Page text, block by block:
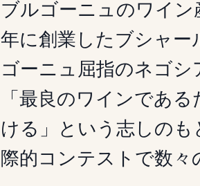
ブルゴーニュのワイン
年に創業したブシャ
ゴーニュ屈指のネゴシ
「最良のワインであ
ける」という志しの
際的コンテストで数々